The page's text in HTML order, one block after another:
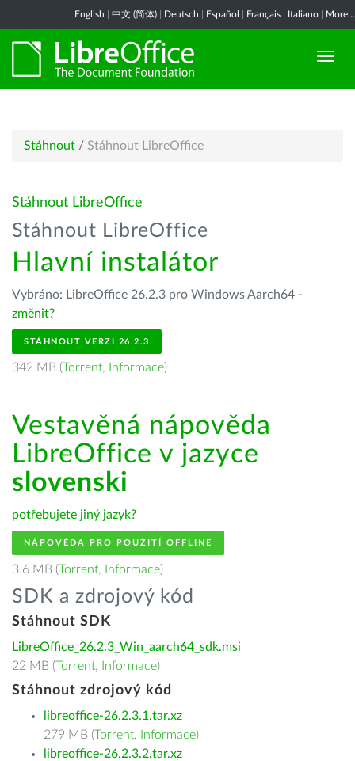
English 中文 (简体) Deutsch Español Français Italiano More...
Stáhnout / Stáhnout LibreOffice
Stáhnout LibreOffice
Stáhnout LibreOffice
Hlavní instalátor
Vybráno: LibreOffice 26.2.3 pro Windows Aarch64 -
změnit?
STÁHNOUT VERZI 26.2.3
342 MB (Torrent, Informace)
Vestavěná nápověda
LibreOffice v jazyce
slovenski
potřebujete jiný jazyk?
NÁPOVĚDA PRO POUŽITÍ OFFLINE
3.6 MB (Torrent, Informace)
SDK a zdrojový kód
Stáhnout SDK
LibreOffice_26.2.3_Win_aarch64_sdk.msi
22 MB (Torrent, Informace)
Stáhnout zdrojový kód
libreoffice-26.2.3.1.tar.xz
279 MB (Torrent, Informace)
libreoffice-26.2.3.2.tar.xz